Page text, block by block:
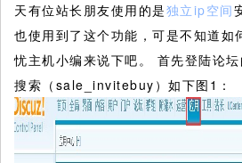
天有位站长朋友使用的是独立ip空间
也使用到了这个功能，可是不知道如
忧主机小编来说下吧。
首先登陆论
搜索（sale_invitebuy）如下图1：